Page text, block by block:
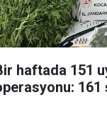
haftada 151
161